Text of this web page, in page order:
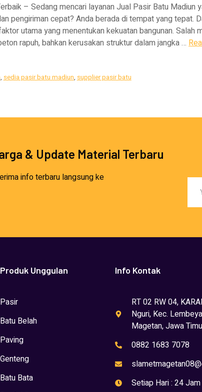
– Sedang mencari layanan Jual Pasir Batu Madiun
pengiriman cepat? Anda berada di tempat yang tepat.
utama yang menentukan kekuatan bangunan. Salah
rapuh, bahkan kerusakan struktur dalam jangka …
, sedia pasir batu madiun, supplier pasir batu
& Update Material Terbaru
info terbaru langsung ke
Produk Unggulan
Pasir
Batu Belah
Paving
Genteng
Batu Bata
Info Kontak
RT 02 RW 04,
Nguri, Kec.
Magetan, Jawa
0882 1683 7078
Setiap Hari : 24 Jam